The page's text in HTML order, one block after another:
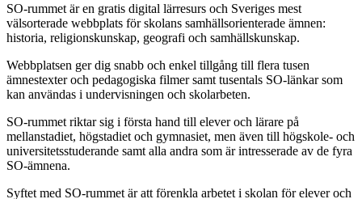
SO-rummet är en gratis digital lärresurs och Sveriges mest
välsorterade webbplats för skolans samhällsorienterade ämnen:
historia, religionskunskap, geografi och samhällskunskap.
Webbplatsen ger dig snabb och enkel tillgång till flera tusen
ämnestexter och pedagogiska filmer samt tusentals SO-länkar som
kan användas i undervisningen och skolarbeten.
SO-rummet riktar sig i första hand till elever och lärare på
mellanstadiet, högstadiet och gymnasiet, men även till högskole- och
universitetsstuderande samt alla andra som är intresserade av de fyra
SO-ämnena.
Syftet med SO-rummet är att förenkla arbetet i skolan för elever och